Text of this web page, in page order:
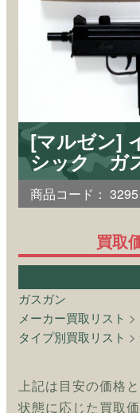
[マルゼン]
シック ガ
商品コード： 3295
買取
ガスガン
メーカー買取リスト >
タイプ別買取リスト >
上記は目安の価格
状態に応じた買取